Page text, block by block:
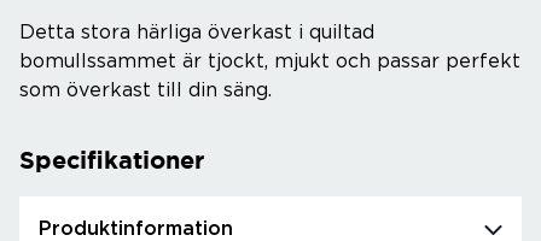
Detta stora härliga överkast i quiltad
bomullssammet är tjockt, mjukt och passar perfekt
som överkast till din säng.
Specifikationer
Produktinformation